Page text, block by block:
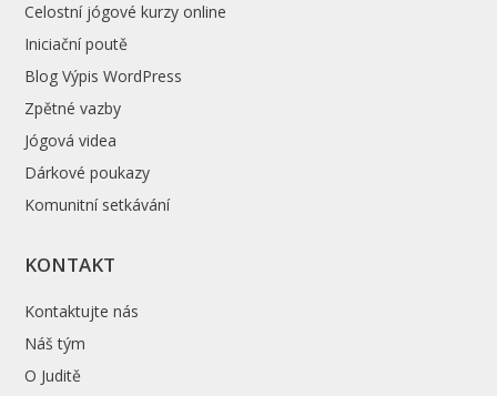
Celostní jógové kurzy online
Iniciační poutě
Blog Výpis WordPress
Zpětné vazby
Jógová videa
Dárkové poukazy
Komunitní setkávání
KONTAKT
Kontaktujte nás
Náš tým
O Juditě